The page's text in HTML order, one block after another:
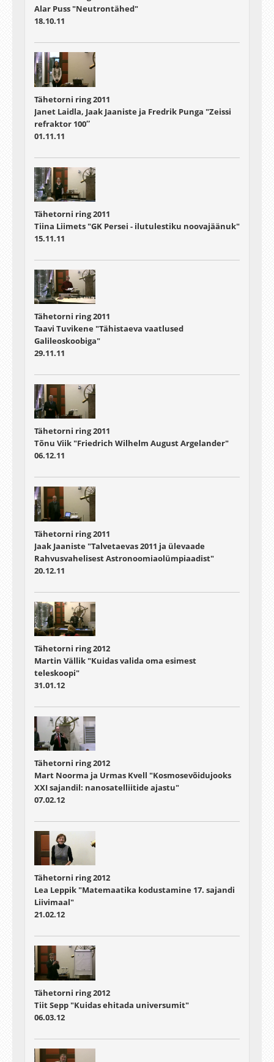
Alar Puss "Neutrontähed"
18.10.11
Tähetorni ring 2011
Janet Laidla, Jaak Jaaniste ja Fredrik Punga "Zeissi
refraktor 100″
01.11.11
Tähetorni ring 2011
Tiina Liimets "GK Persei - ilutulestiku noovajäänuk"
15.11.11
Tähetorni ring 2011
Taavi Tuvikene "Tähistaeva vaatlused
Galileoskoobiga"
29.11.11
Tähetorni ring 2011
Tõnu Viik "Friedrich Wilhelm August Argelander"
06.12.11
Tähetorni ring 2011
Jaak Jaaniste "Talvetaevas 2011 ja ülevaade
Rahvusvahelisest Astronoomiaolümpiaadist"
20.12.11
Tähetorni ring 2012
Martin Vällik "Kuidas valida oma esimest
teleskoopi"
31.01.12
Tähetorni ring 2012
Mart Noorma ja Urmas Kvell "Kosmosevõidujooks
XXI sajandil: nanosatelliitide ajastu"
07.02.12
Tähetorni ring 2012
Lea Leppik "Matemaatika kodustamine 17. sajandi
Liivimaal"
21.02.12
Tähetorni ring 2012
Tiit Sepp "Kuidas ehitada universumit"
06.03.12